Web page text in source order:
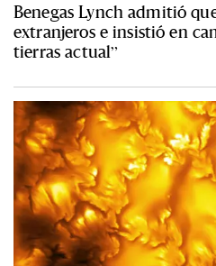
Benegas Lynch admitió
extranjeros e insistió en
tierras actual”